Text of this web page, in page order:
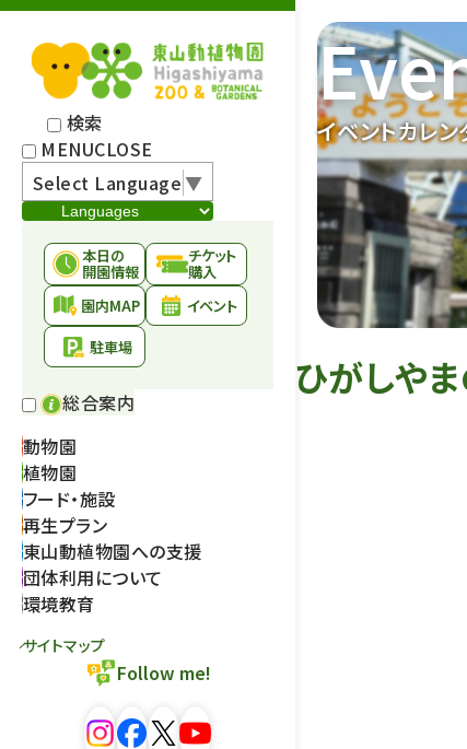
検索
MENUCLOSE
Select Language▼
本日の
開園情報
チケット
購入
園内MAP
イベント
駐車場
総合案内
動物園
植物園
フード・施設
再生プラン
東山動植物園への支援
団体利用について
環境教育
サイトマップ
Follow me!
イベントカレン
ひがしや